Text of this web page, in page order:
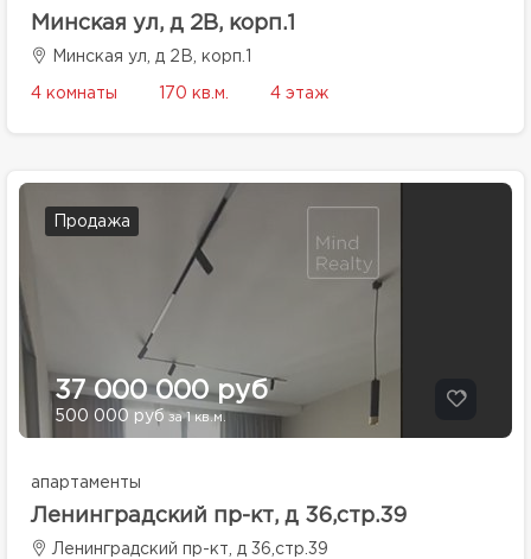
Минская ул, д 2В, корп.1
Минская ул, д 2В, корп.1
4 комнаты 170 кв.м. 4 этаж
Продажа
37 000 000 руб
500 000 руб за 1 кв.м.
апартаменты
Ленинградский пр-кт, д 36,стр.39
Ленинградский пр-кт, д 36,стр.39